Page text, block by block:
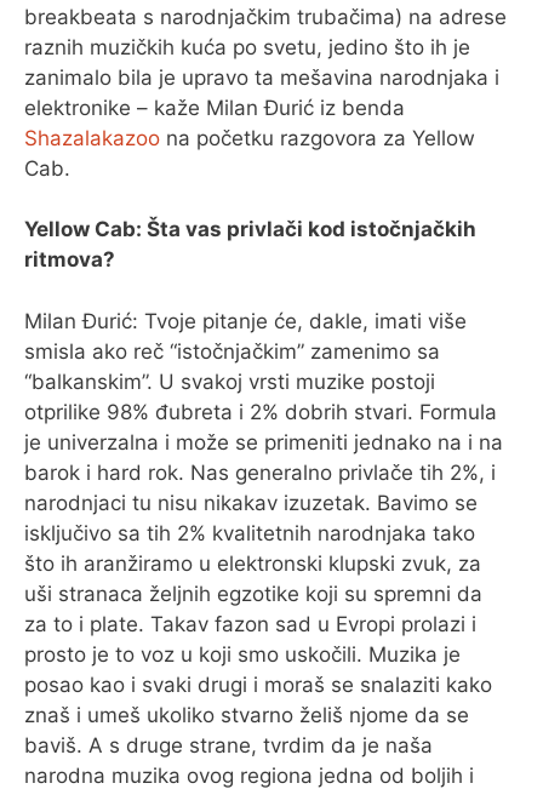
breakbeata s narodnjačkim trubačima) na adrese
raznih muzičkih kuća po svetu, jedino što ih je
zanimalo bila je upravo ta mešavina narodnjaka i
elektronike – kaže Milan Đurić iz benda
Shazalakazoo na početku razgovora za Yellow
Cab.
Yellow Cab: Šta vas privlači kod istočnjačkih
ritmova?
Milan Đurić: Tvoje pitanje će, dakle, imati više
smisla ako reč “istočnjačkim” zamenimo sa
“balkanskim”. U svakoj vrsti muzike postoji
otprilike 98% đubreta i 2% dobrih stvari. Formula
je univerzalna i može se primeniti jednako na i na
barok i hard rok. Nas generalno privlače tih 2%, i
narodnjaci tu nisu nikakav izuzetak. Bavimo se
isključivo sa tih 2% kvalitetnih narodnjaka tako
što ih aranžiramo u elektronski klupski zvuk, za
uši stranaca željnih egzotike koji su spremni da
za to i plate. Takav fazon sad u Evropi prolazi i
prosto je to voz u koji smo uskočili. Muzika je
posao kao i svaki drugi i moraš se snalaziti kako
znaš i umeš ukoliko stvarno želiš njome da se
baviš. A s druge strane, tvrdim da je naša
narodna muzika ovog regiona jedna od boljih i